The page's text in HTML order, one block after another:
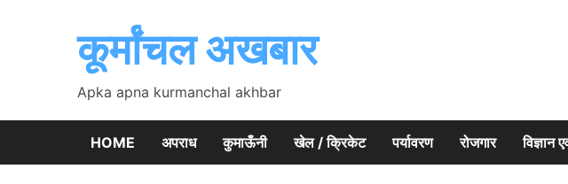
कूर्मांचल अखबार
Apka apna kurmanchal akhbar
HOME अपराध कुमाऊँनी खेल / क्रिकेट पर्यावरण रोजगार विज्ञान